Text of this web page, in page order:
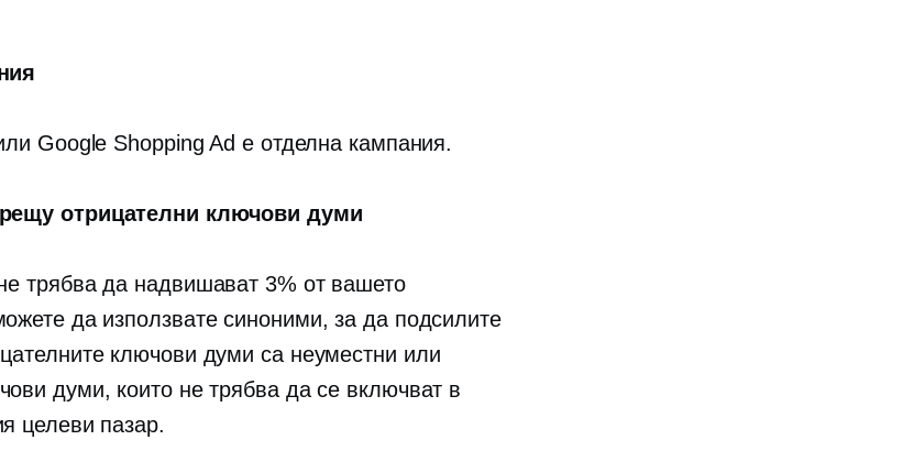
Google Shopping Ad е отделна кампания.
отрицателни ключови думи
трябва да надвишават 3% от вашето
да използвате синоними, за да подсилите
ключови думи са неуместни или
думи, които не трябва да се включват в
целеви пазар.